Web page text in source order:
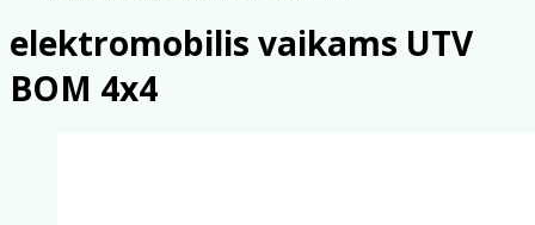
elektromobilis vaikams UTV
BOM 4x4